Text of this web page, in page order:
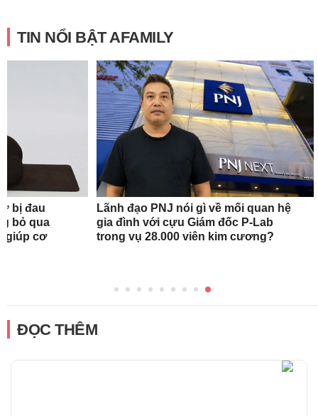
TIN NỔI BẬT AFAMILY
bị đau
bỏ qua
giúp cơ
Lãnh đạo PNJ nói gì về mối quan hệ
gia đình với cựu Giám đốc P-Lab
trong vụ 28.000 viên kim cương?
ĐỌC THÊM